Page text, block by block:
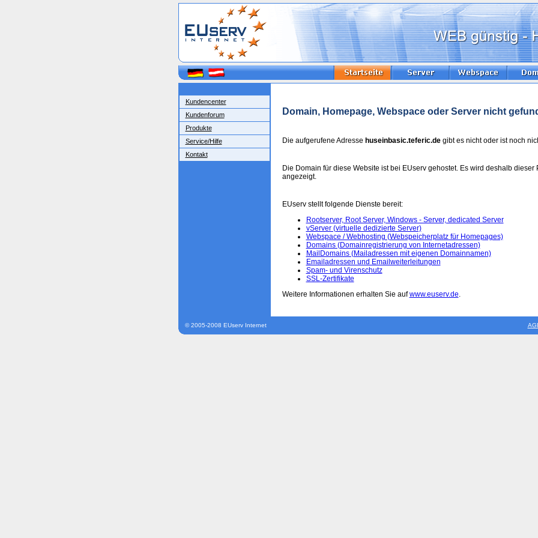
Kundencenter
Kundenforum
Produkte
Service/Hilfe
Kontakt
Domain, Homepage, Webspace oder Server nicht
Die aufgerufene Adresse huseinbasic.teferic.de gibt es nicht oder ist noch
Die Domain für diese Website ist bei EUserv gehostet. Es wird deshalb dieser
angezeigt.
EUserv stellt folgende Dienste bereit:
Rootserver, Root Server, Windows - Server, dedicated Server
vServer (virtuelle dedizierte Server)
Webspace / Webhosting (Webspeicherplatz für Homepages)
Domains (Domainregistrierung von Internetadressen)
MailDomains (Mailadressen mit eigenen Domainnamen)
Emailadressen und Emailweiterleitungen
Spam- und Virenschutz
SSL-Zertifikate
Weitere Informationen erhalten Sie aufwww.euserv.de.
© 2005-2008 EUserv Internet